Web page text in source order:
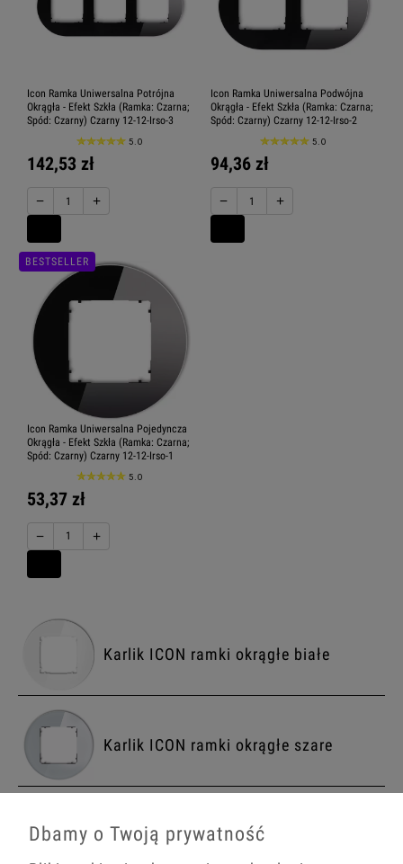
Icon Ramka Uniwersalna Potrójna
Okrągła - Efekt Szkła (Ramka: Czarna;
Spód: Czarny) Czarny 12-12-Irso-3
5.0
142,53 zł
− +
Icon Ramka Uniwersalna Podwójna
Okrągła - Efekt Szkła (Ramka: Czarna;
Spód: Czarny) Czarny 12-12-Irso-2
5.0
94,36 zł
− +
Icon Ramka Uniwersalna Pojedyncza
Okrągła - Efekt Szkła (Ramka: Czarna;
Spód: Czarny) Czarny 12-12-Irso-1
5.0
53,37 zł
− +
BESTSELLER
Karlik ICON ramki okrągłe białe
Karlik ICON ramki okrągłe szare
Karlik ICON ramki okrągła grafitowa
Dbamy o Twoją prywatność